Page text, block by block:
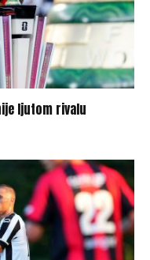
ljutom rivalu